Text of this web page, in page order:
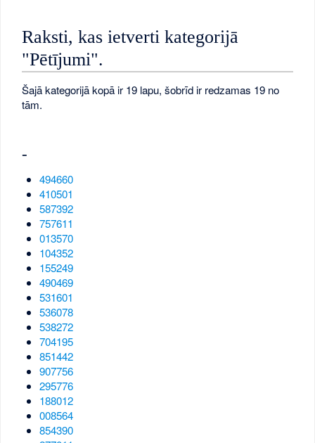
Raksti, kas ietverti kategorijā
"Pētījumi".
Šajā kategorijā kopā ir 19 lapu, šobrīd ir redzamas 19 no
tām.
-
494660
410501
587392
757611
013570
104352
155249
490469
531601
536078
538272
704195
851442
907756
295776
188012
008564
854390